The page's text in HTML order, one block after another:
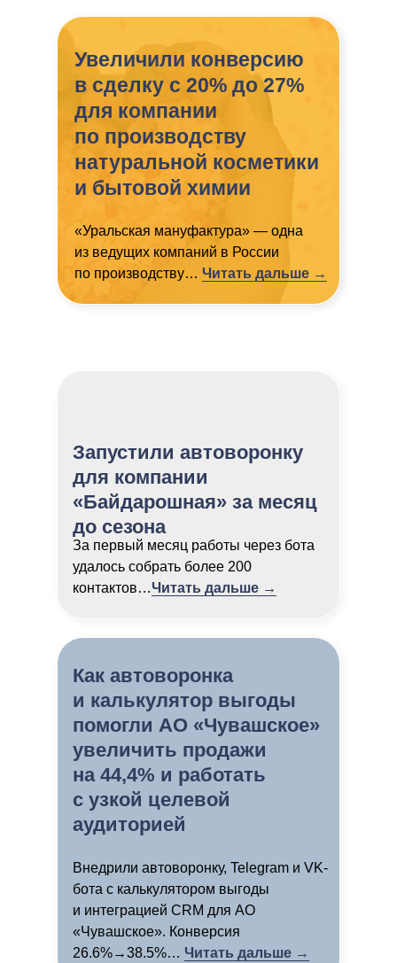
Увеличили конверсию
в сделку с 20% до 27%
для компании
по производству
натуральной косметики
и бытовой химии
«Уральская мануфактура» — одна
из ведущих компаний в России
по производству… Читать дальше →
Запустили автоворонку
для компании
«Байдарошная» за месяц
до сезона
За первый месяц работы через бота
удалось собрать более 200
контактов…Читать дальше →
Как автоворонка
и калькулятор выгоды
помогли АО «Чувашское»
увеличить продажи
на 44,4% и работать
с узкой целевой
аудиторией
Внедрили автоворонку, Telegram и VK-
бота с калькулятором выгоды
и интеграцией CRM для АО
«Чувашское». Конверсия
26.6%→38.5%… Читать дальше →